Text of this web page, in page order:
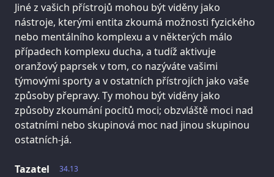
Jiné z vašich přístrojů mohou být viděny jako
nástroje, kterými entita zkoumá možnosti fyzického
nebo mentálního komplexu a v některých málo
případech komplexu ducha, a tudíž aktivuje
oranžový paprsek v tom, co nazýváte vašimi
týmovými sporty a v ostatních přístrojích jako vaše
způsoby přepravy. Ty mohou být viděny jako
způsoby zkoumání pocitů moci; obzvláště moci nad
ostatními nebo skupinová moc nad jinou skupinou
ostatních-já.
34.13
Tazatel